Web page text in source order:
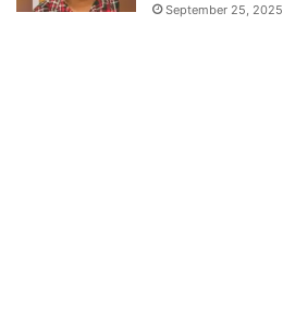
September 25, 2025